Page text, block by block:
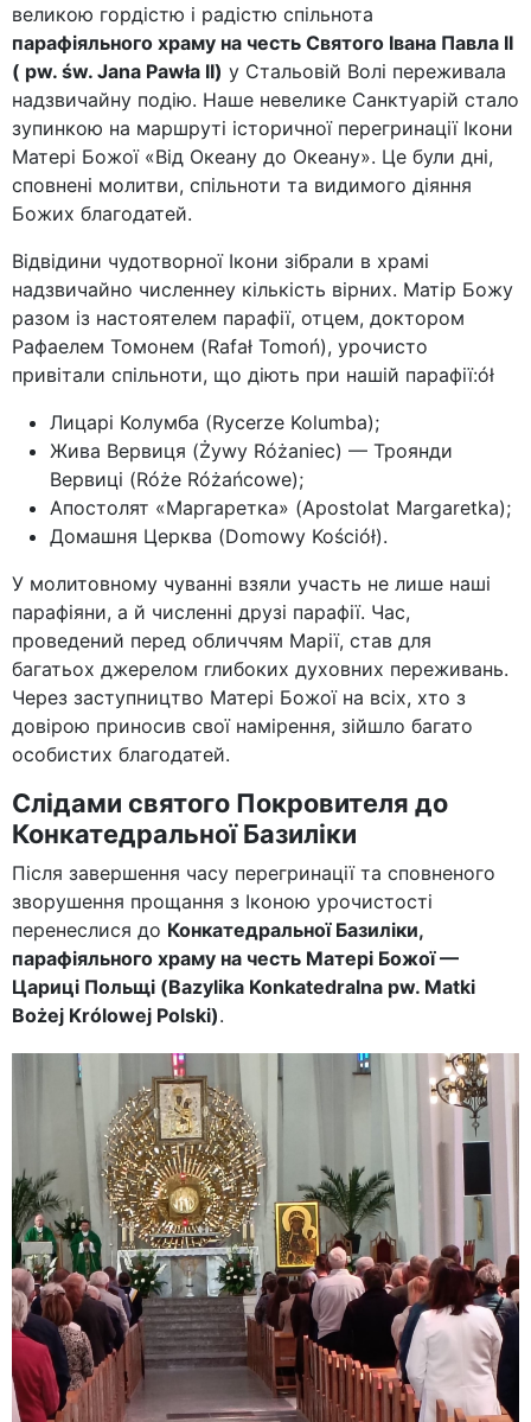
великою гордістю і радістю спільнота
парафіяльного храму на честь Святого Івана Павла ІІ
( pw. św. Jana Pawła II) у Стальовій Волі переживала
надзвичайну подію. Наше невелике Санктуарій стало
зупинкою на маршруті історичної перегринації Ікони
Матері Божої «Від Океану до Океану». Це були дні,
сповнені молитви, спільноти та видимого діяння
Божих благодатей.
Відвідини чудотворної Ікони зібрали в храмі
надзвичайно численнеу кількість вірних. Матір Божу
разом із настоятелем парафії, отцем, доктором
Рафаелем Томонем (Rafał Tomoń), урочисто
привітали спільноти, що діють при нашій парафії:ół
Лицарі Колумба (Rycerze Kolumba);
Жива Вервиця (Żywy Różaniec) — Троянди
Вервиці (Róże Różańcowe);
Апостолят «Маргаретка» (Apostolat Margaretka);
Домашня Церква (Domowy Kościół).
У молитовному чуванні взяли участь не лише наші
парафіяни, а й численні друзі парафії. Час,
проведений перед обличчям Марії, став для
багатьох джерелом глибоких духовних переживань.
Через заступництво Матері Божої на всіх, хто з
довірою приносив свої намірення, зійшло багато
особистих благодатей.
Слідами святого Покровителя до
Конкатедральної Базиліки
Після завершення часу перегринації та сповненого
зворушення прощання з Іконою урочистості
перенеслися до Конкатедральної Базиліки,
парафіяльного храму на честь Матері Божої —
Цариці Польщі (Bazylika Konkatedralna pw. Matki
Bożej Królowej Polski).